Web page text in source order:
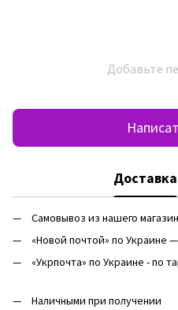
Добавьте
Доставка
Самовывоз из нашего
«Новой почтой» по Украине
«Укрпочта» по Украине - по
Наличными при получении